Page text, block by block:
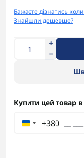
Бажаєте дізнатись
Знайшли дешевше?
Купити цей товар в
+380